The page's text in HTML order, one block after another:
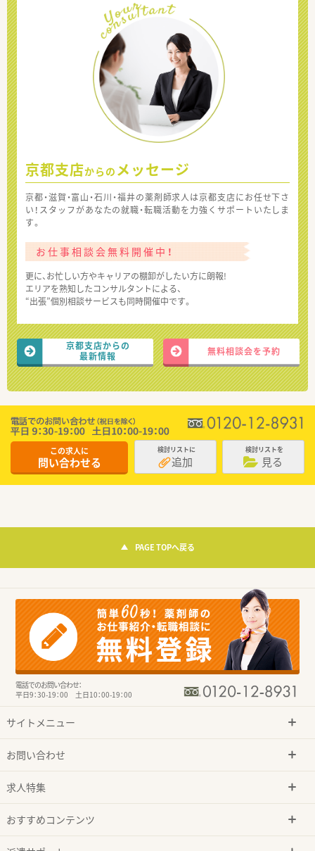
京都支店からの メッセージ
京都・滋賀・富山・石川・福井の薬剤師求人は京都支店にお任せ下さ
い！スタッフがあなたの就職・転職活動を力強くサポートいたしま
す。
お仕事相談会無料開催中！
更に、お忙しい方やキャリアの棚卸がしたい方に朗報!
エリアを熟知したコンサルタントによる、
“出張”個別相談サービスも同時開催中です。
京都支店からの
最新情報
無料相談会を予約
この求人に
問い合わせる
検討リストに
追加
検討リストを
見る
PAGE TOPへ戻る
電話でのお問い合わせ：
平日9：30-19：00 土日10：00-19：00
サイトメニュー
お問い合わせ
求人特集
おすすめコンテンツ